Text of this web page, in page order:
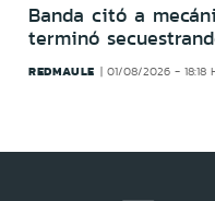
Banda citó a
terminó
REDMAULE 01/08/2026 - 18:18